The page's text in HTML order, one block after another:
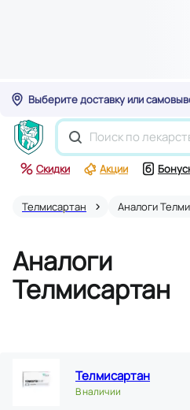
Выберите доставку или
Скидки Акции
Телмисартан Аналоги
Аналоги
Телмисартан
Телмисартан
В наличии